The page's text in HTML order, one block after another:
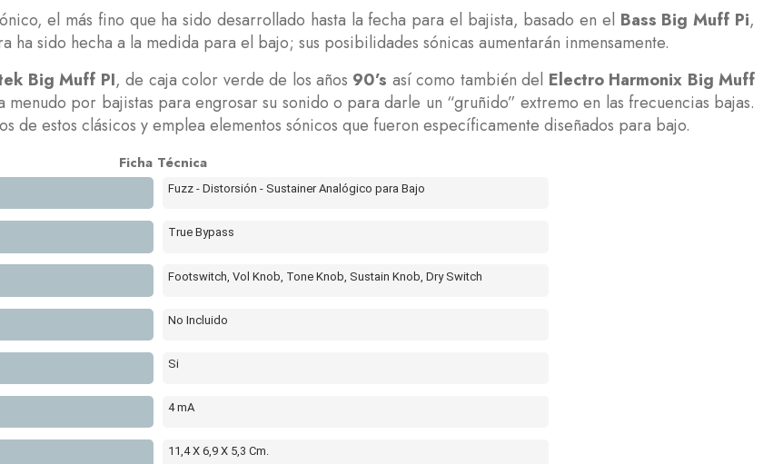
el más fino que ha sido desarrollado hasta la fecha para el bajista, basado en el Bass Big Muff Pi,
sido hecha a la medida para el bajo; sus posibilidades sónicas aumentarán inmensamente.
Big Muff PI, de caja color verde de los años 90’s así como también del Electro Harmonix Big Muff
menudo por bajistas para engrosar su sonido o para darle un “gruñido” extremo en las frecuencias bajas.
de estos clásicos y emplea elementos sónicos que fueron específicamente diseñados para bajo.
Ficha Técnica
Fuzz - Distorsión - Sustainer Analógico para Bajo
True Bypass
Footswitch, Vol Knob, Tone Knob, Sustain Knob, Dry Switch
No Incluido
Si
4 mA
11,4 X 6,9 X 5,3 Cm.